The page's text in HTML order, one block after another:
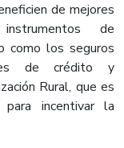
de mejores
de
como los seguros
de crédito y
Rural, que es
incentivar la